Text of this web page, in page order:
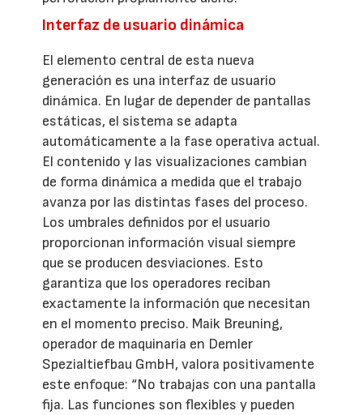
Interfaz de usuario dinámica
El elemento central de esta nueva
generación es una interfaz de usuario
dinámica. En lugar de depender de pantallas
estáticas, el sistema se adapta
automáticamente a la fase operativa actual.
El contenido y las visualizaciones cambian
de forma dinámica a medida que el trabajo
avanza por las distintas fases del proceso.
Los umbrales definidos por el usuario
proporcionan información visual siempre
que se producen desviaciones. Esto
garantiza que los operadores reciban
exactamente la información que necesitan
en el momento preciso. Maik Breuning,
operador de maquinaria en Demler
Spezialtiefbau GmbH, valora positivamente
este enfoque: “No trabajas con una pantalla
fija. Las funciones son flexibles y pueden